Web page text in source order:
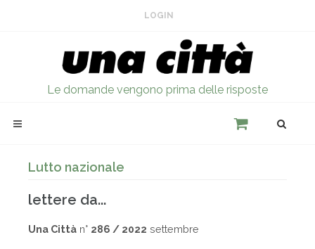
LOGIN
Le domande vengono prima delle risposte
Lutto nazionale
lettere da...
Una Città n° 286 / 2022 settembre